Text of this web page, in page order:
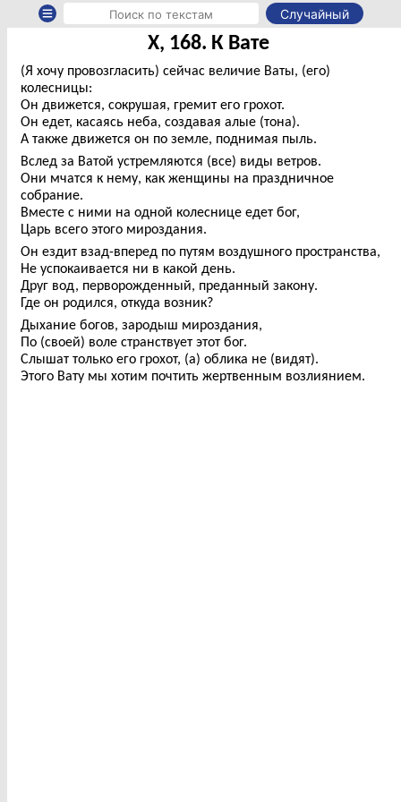
Случайный
X, 168. К Вате
(Я хочу провозгласить) сейчас величие Ваты, (его)
колесницы:
Он движется, сокрушая, гремит его грохот.
Он едет, касаясь неба, создавая алые (тона).
А также движется он по земле, поднимая пыль.
Вслед за Ватой устремляются (все) виды ветров.
Они мчатся к нему, как женщины на праздничное
собрание.
Вместе с ними на одной колеснице едет бог,
Царь всего этого мироздания.
Он ездит взад-вперед по путям воздушного пространства,
Не успокаивается ни в какой день.
Друг вод, перворожденный, преданный закону.
Где он родился, откуда возник?
Дыхание богов, зародыш мироздания,
По (своей) воле странствует этот бог.
Слышат только его грохот, (а) облика не (видят).
Этого Вату мы хотим почтить жертвенным возлиянием.